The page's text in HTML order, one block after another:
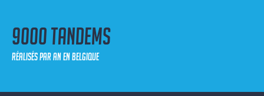
9000 tandems
réalisés par an en Belgique